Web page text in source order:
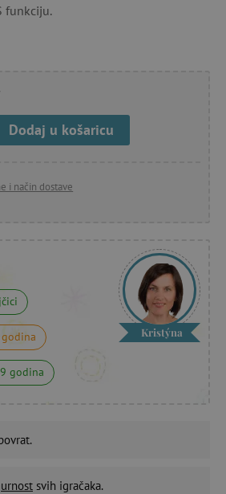
funkciju.
Dodaj u košaricu
i način dostave
godina
Kristýna
svih igračaka.